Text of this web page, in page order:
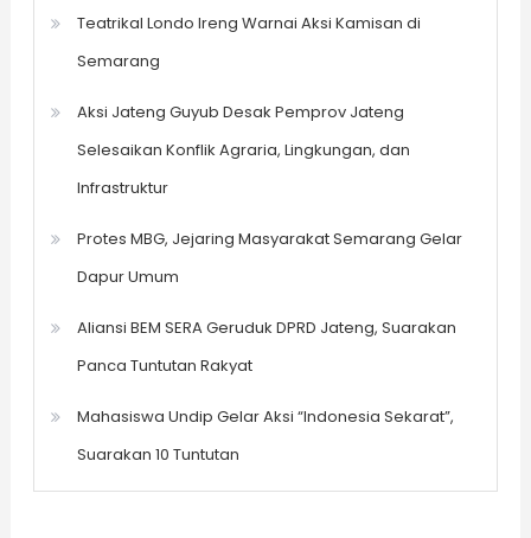
Teatrikal Londo Ireng Warnai Aksi Kamisan di
Semarang
Aksi Jateng Guyub Desak Pemprov Jateng
Selesaikan Konflik Agraria, Lingkungan, dan
Infrastruktur
Protes MBG, Jejaring Masyarakat Semarang Gelar
Dapur Umum
Aliansi BEM SERA Geruduk DPRD Jateng, Suarakan
Panca Tuntutan Rakyat
Mahasiswa Undip Gelar Aksi “Indonesia Sekarat”,
Suarakan 10 Tuntutan